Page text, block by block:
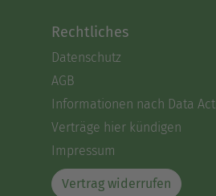
Rechtliches
Datenschutz
AGB
Informationen nach Data Act
Verträge hier kündigen
Impressum
Vertrag widerrufen